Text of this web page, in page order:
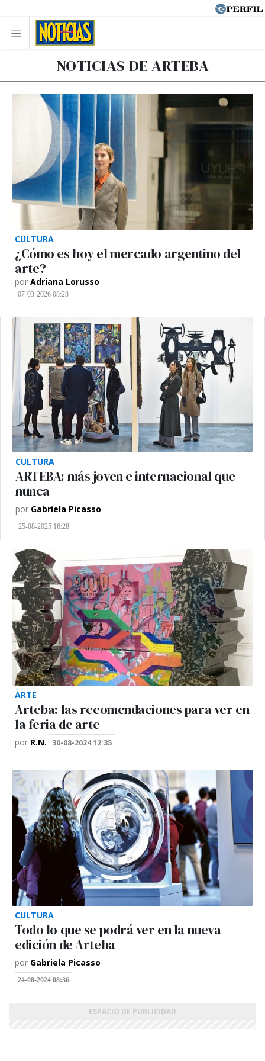
NOTICIAS DE ARTEBA
CULTURA
¿Cómo es hoy el mercado argentino del
arte?
por Adriana Lorusso
07-03-2026 08:28
CULTURA
ARTEBA: más joven e internacional que
nunca
por Gabriela Picasso
25-08-2025 16:28
ARTE
Arteba: las recomendaciones para ver en
la feria de arte
por R.N. 30-08-2024 12:35
CULTURA
Todo lo que se podrá ver en la nueva
edición de Arteba
por Gabriela Picasso
24-08-2024 08:36